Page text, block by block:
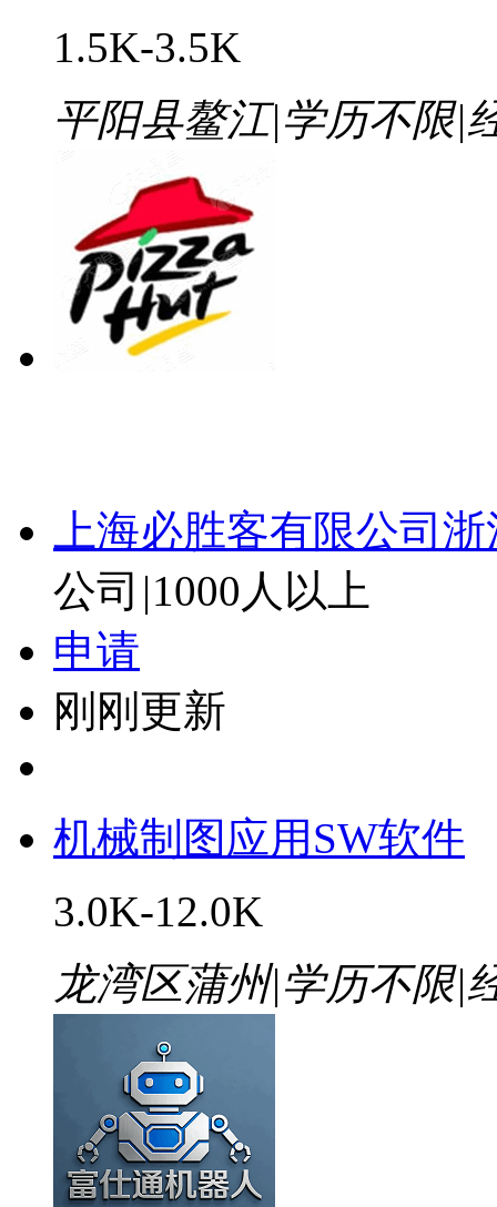
1.5K-3.5K
平阳县鳌江|学历不限|
上海必胜客有限公司
公司 |1000人以上
申请
刚刚更新
机械制图应用SW软件
3.0K-12.0K
龙湾区蒲州|学历不限|